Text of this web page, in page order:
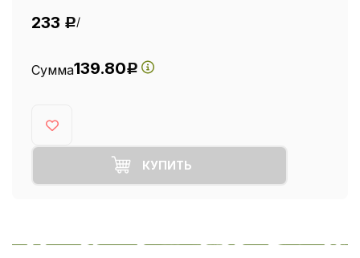
233 Р/
Сумма139.80Р
КУПИТЬ